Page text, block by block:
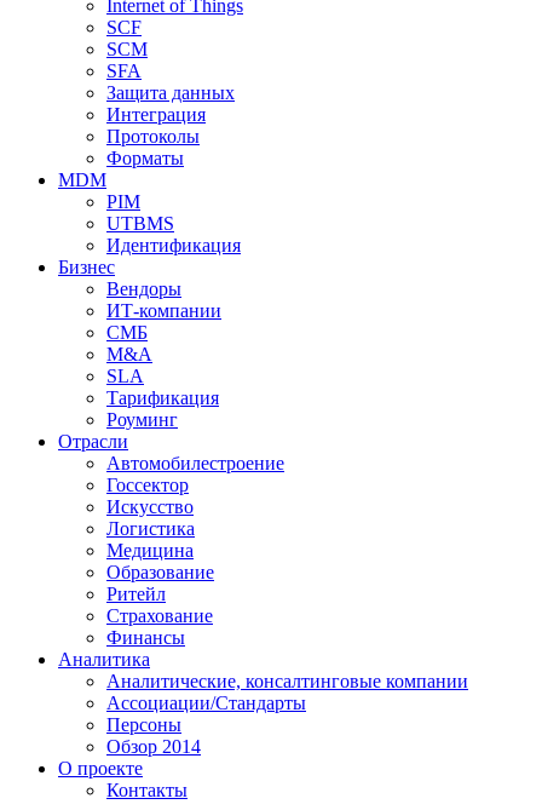
Internet of Things
SCF
SCM
SFA
Защита данных
Интеграция
Протоколы
Форматы
MDM
PIM
UTBMS
Идентификация
Бизнес
Вендоры
ИТ-компании
СМБ
M&A
SLA
Тарификация
Роуминг
Отрасли
Автомобилестроение
Госсектор
Искусство
Логистика
Медицина
Образование
Ритейл
Страхование
Финансы
Аналитика
Аналитические, консалтинговые компании
Ассоциации/Стандарты
Персоны
Обзор 2014
О проекте
Контакты